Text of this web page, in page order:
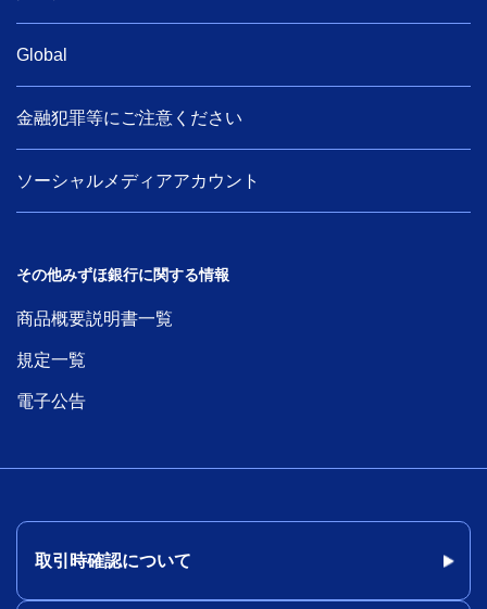
Global
金融犯罪等にご注意ください
ソーシャルメディアアカウント
その他みずほ銀行に関する情報
商品概要説明書一覧
規定一覧
電子公告
取引時確認について